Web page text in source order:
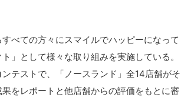
べての方々にスマイルでハッピーになって
」として様々な取り組みを実施している。
テストで、「ノースランド」全14店舗がそ
をレポートと他店舗からの評価をもとに審